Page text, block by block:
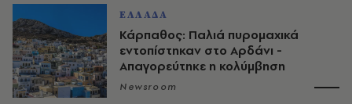
ΕΛΛΑΔΑ
Κάρπαθος: Παλιά πυρομαχικά
εντοπίστηκαν στο Αρδάνι -
Απαγορεύτηκε η κολύμβηση
Newsroom